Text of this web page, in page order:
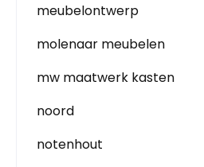
meubelontwerp
molenaar meubelen
mw maatwerk kasten
noord
notenhout